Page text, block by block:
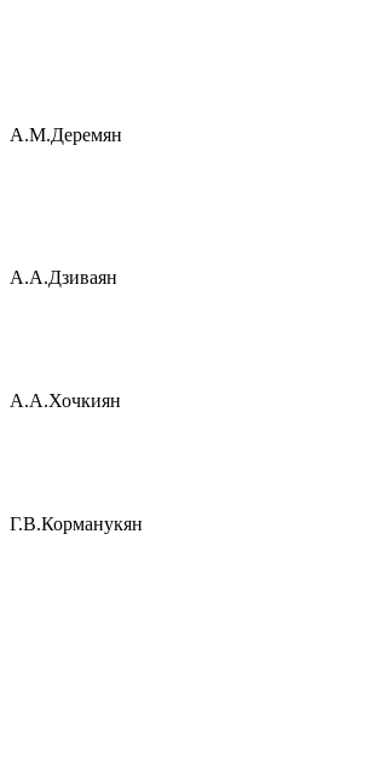
А.М.Деремян
А.А.Дзиваян
А.А.Хочкиян
Г.В.Корманукян